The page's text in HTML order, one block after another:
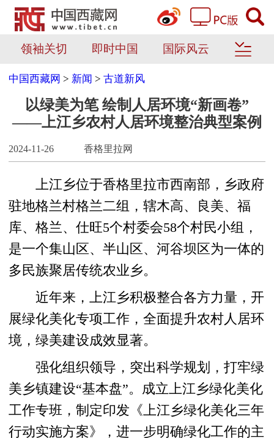
领袖关切 即时中国 国际风云
中国西藏网 > 新闻 >古道新风
以绿美为笔 绘制人居环境“新画卷”
——上江乡农村人居环境整治典型案例
2024-11-26 香格里拉网
上江乡位于香格里拉市西南部，乡政府
驻地格兰村格兰二组，辖木高、良美、福
库、格兰、仕旺5个村委会58个村民小组，
是一个集山区、半山区、河谷坝区为一体的
多民族聚居传统农业乡。
近年来，上江乡积极整合各方力量，开
展绿化美化专项工作，全面提升农村人居环
境，绿美建设成效显著。
强化组织领导，突出科学规划，打牢绿
美乡镇建设“基本盘”。成立上江乡绿化美化
工作专班，制定印发《上江乡绿化美化三年
行动实施方案》，进一步明确绿化工作的主